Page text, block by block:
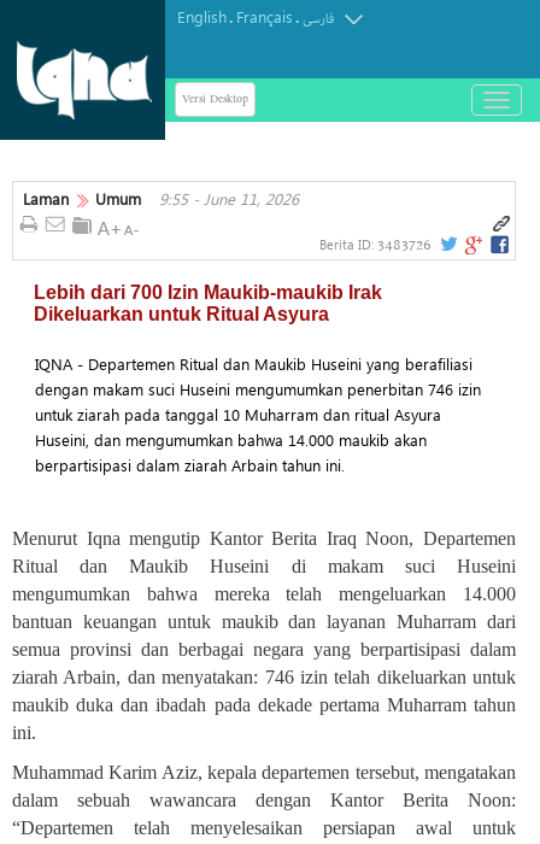
English. Français.فارسی
Versi Desktop
باز
و
کردن
Laman Umum 9:55 - June 11, 2026
Berita ID: 3483726
Lebih dari 700 Izin Maukib-maukib Irak
Dikeluarkan untuk Ritual Asyura
IQNA - Departemen Ritual dan Maukib Huseini yang berafiliasi
dengan makam suci Huseini mengumumkan penerbitan 746 izin
untuk ziarah pada tanggal 10 Muharram dan ritual Asyura
Huseini, dan mengumumkan bahwa 14.000 maukib akan
berpartisipasi dalam ziarah Arbain tahun ini.
Menurut Iqna mengutip Kantor Berita Iraq Noon, Departemen
Ritual dan Maukib Huseini di makam suci Huseini
mengumumkan bahwa mereka telah mengeluarkan 14.000
bantuan keuangan untuk maukib dan layanan Muharram dari
semua provinsi dan berbagai negara yang berpartisipasi dalam
ziarah Arbain, dan menyatakan: 746 izin telah dikeluarkan untuk
maukib duka dan ibadah pada dekade pertama Muharram tahun
ini.
Muhammad Karim Aziz, kepala departemen tersebut, mengatakan
dalam sebuah wawancara dengan Kantor Berita Noon:
“Departemen telah menyelesaikan persiapan awal untuk